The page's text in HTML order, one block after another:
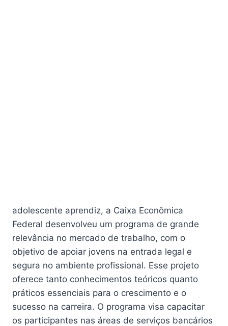
adolescente aprendiz, a Caixa Econômica
Federal desenvolveu um programa de grande
relevância no mercado de trabalho, com o
objetivo de apoiar jovens na entrada legal e
segura no ambiente profissional. Esse projeto
oferece tanto conhecimentos teóricos quanto
práticos essenciais para o crescimento e o
sucesso na carreira. O programa visa capacitar
os participantes nas áreas de serviços bancários